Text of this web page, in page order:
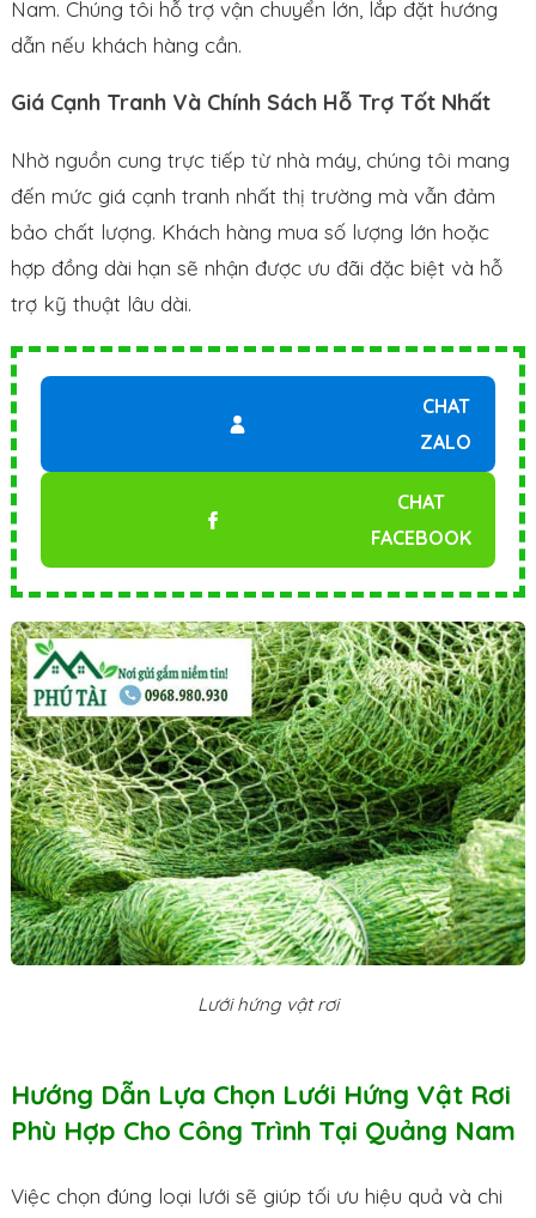
Nam. Chúng tôi hỗ trợ vận chuyển lớn, lắp đặt hướng
dẫn nếu khách hàng cần.
Giá Cạnh Tranh Và Chính Sách Hỗ Trợ Tốt Nhất
Nhờ nguồn cung trực tiếp từ nhà máy, chúng tôi mang
đến mức giá cạnh tranh nhất thị trường mà vẫn đảm
bảo chất lượng. Khách hàng mua số lượng lớn hoặc
hợp đồng dài hạn sẽ nhận được ưu đãi đặc biệt và hỗ
trợ kỹ thuật lâu dài.
CHAT
ZALO
CHAT
FACEBOOK
Lưới hứng vật rơi
Hướng Dẫn Lựa Chọn Lưới Hứng Vật Rơi
Phù Hợp Cho Công Trình Tại Quảng Nam
Việc chọn đúng loại lưới sẽ giúp tối ưu hiệu quả và chi